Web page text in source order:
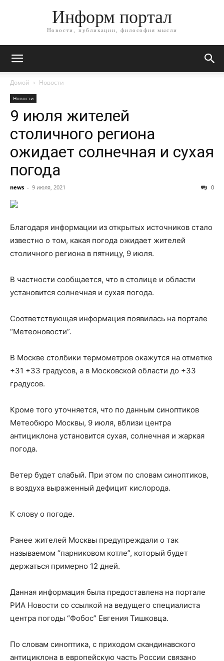
Информ портал
Новости, публикации, философия мысли
Домой Новости
Новости
9 июля жителей
столичного региона
ожидает солнечная и сухая
погода
news - 9 июля, 2021 0
Благодаря информации из открытых источников стало
известно о том, какая погода ожидает жителей
столичного региона в пятницу, 9 июля.
В частности сообщается, что в столице и области
установится солнечная и сухая погода.
Соответствующая информация появилась на портале
“Метеоновости”.
В Москве столбики термометров окажутся на отметке
+31 +33 градусов, а в Московской области до +33
градусов.
Кроме того уточняется, что по данным синоптиков
Метеобюро Москвы, 9 июля, вблизи центра
антициклона установится сухая, солнечная и жаркая
погода.
Ветер будет слабый. При этом по словам синоптиков,
в воздуха выраженный дефицит кислорода.
К слову о погоде.
Ранее жителей Москвы предупреждали о так
называемом “парниковом котле”, который будет
держаться примерно 12 дней.
Данная информация была предоставлена на портале
РИА Новости со ссылкой на ведущего специалиста
центра погоды “Фобос” Евгения Тишковца.
По словам синоптика, с приходом скандинавского
антициклона в европейскую часть России связано